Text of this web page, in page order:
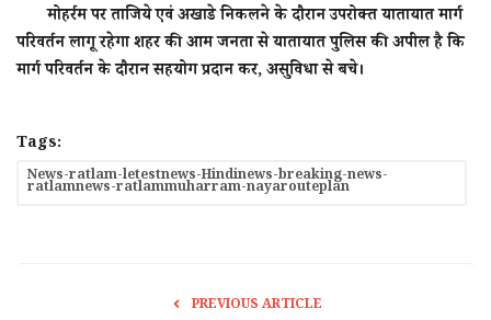
मोहर्रम पर ताजिये एवं अखाडे निकलने के दौरान उपरोक्त यातायात मार्ग
परिवर्तन लागू रहेगा शहर की आम जनता से यातायात पुलिस की अपील है कि
मार्ग परिवर्तन के दौरान सहयोग प्रदान कर, असुविधा से बचे।
Tags:
News-ratlam-letestnews-Hindinews-breaking-news-
ratlamnews-ratlammuharram-nayarouteplan
PREVIOUS ARTICLE